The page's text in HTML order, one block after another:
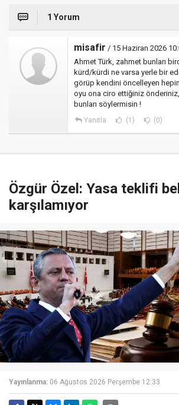
1 Yorum
misafir / 15 Haziran 2026
Ahmet Türk, zahmet bunları
kürd/kürdi ne varsa yerle bir
görüp kendini öncelleyen
oyu ona ciro ettiğiniz
bunları söylermisin !
Yanıtla (1) (0)
Özgür Özel: Yasa teklifi
karşılamıyor
Yayınlanma: 06 Ağustos 2026 Perşembe 12:33